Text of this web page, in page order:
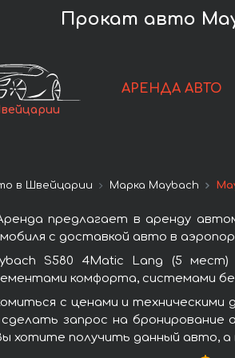
Прокат авто
АРЕНДА АВТО
в Швейцарии Марка Maybach
предлагает в аренду
с доставкой авто в
S580 4Matic Lang (5
комфорта, системами
с ценами и
запрос на
хотите получить данный авто,